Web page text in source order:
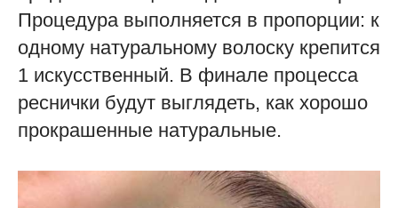
Процедура выполняется в пропорции: к
одному натуральному волоску крепится
1 искусственный. В финале процесса
реснички будут выглядеть, как хорошо
прокрашенные натуральные.